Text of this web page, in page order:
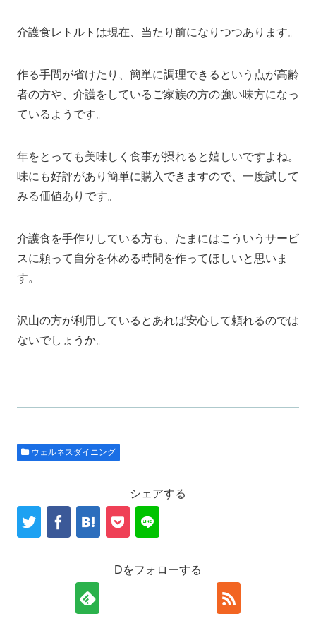
介護食レトルトは現在、当たり前になりつつあります。
作る手間が省けたり、簡単に調理できるという点が高齢
者の方や、介護をしているご家族の方の強い味方になっ
ているようです。
年をとっても美味しく食事が摂れると嬉しいですよね。
味にも好評があり簡単に購入できますので、一度試して
みる価値ありです。
介護食を手作りしている方も、たまにはこういうサービ
スに頼って自分を休める時間を作ってほしいと思いま
す。
沢山の方が利用しているとあれば安心して頼れるのでは
ないでしょうか。
ウェルネスダイニング
シェアする
Dをフォローする